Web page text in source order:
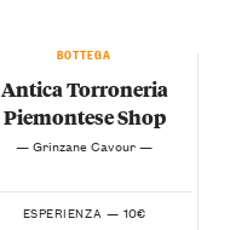
BOTTEGA
Antica Torroneria
Piemontese Shop
— Grinzane Cavour —
ESPERIENZA — 10€